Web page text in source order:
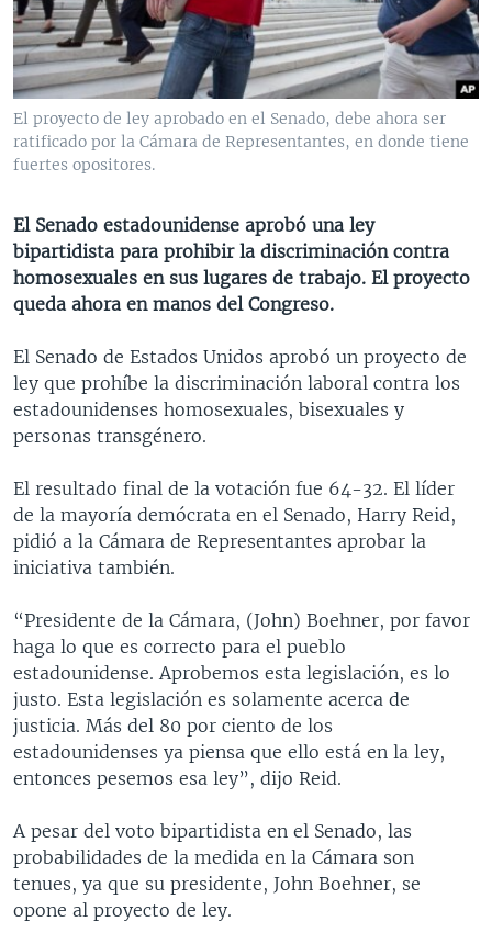
VENEZUELA
BRASIL
NICARAGUA
ECONOMÍA
ENTRETENIMIENTO Y CULTURA
TECNOLOGÍA
DEPORTES
CIENCIA Y SALUD
MULTIMEDIA
VIDEOS
FOTOGRAFÍA
AUDIOS
PROGRAMAS TV
EL MUNDO AL DÍA
FORO INTERAMERICANO
VISIÓN 360
LAS CLAVES
PANORAMA
RADIO
AVANCE INFORMATIVO
AUDIONOTICIAS
BUENOS DÍAS AMÉRICA
ESTADOS UNIDOS AL DÍA
EL MUNDO AL DÍA [RADIO]
DEPORTIVO INTERNACIONAL
NOTA ECONÓMICA
DIRECT
DOCUMENTALES DE LA VOA
Learning English
SÍGANOS
Idiomas
El proyecto de ley aprobado en el Senado, debe ahora ser
ratificado por la Cámara de Representantes, en donde tiene
fuertes opositores.
El Senado estadounidense aprobó una ley
bipartidista para prohibir la discriminación contra
homosexuales en sus lugares de trabajo. El proyecto
queda ahora en manos del Congreso.
El Senado de Estados Unidos aprobó un proyecto de
ley que prohíbe la discriminación laboral contra los
estadounidenses homosexuales, bisexuales y
personas transgénero.
El resultado final de la votación fue 64-32. El líder
de la mayoría demócrata en el Senado, Harry Reid,
pidió a la Cámara de Representantes aprobar la
iniciativa también.
“Presidente de la Cámara, (John) Boehner, por favor
haga lo que es correcto para el pueblo
estadounidense. Aprobemos esta legislación, es lo
justo. Esta legislación es solamente acerca de
justicia. Más del 80 por ciento de los
estadounidenses ya piensa que ello está en la ley,
entonces pesemos esa ley”, dijo Reid.
A pesar del voto bipartidista en el Senado, las
probabilidades de la medida en la Cámara son
tenues, ya que su presidente, John Boehner, se
opone al proyecto de ley.